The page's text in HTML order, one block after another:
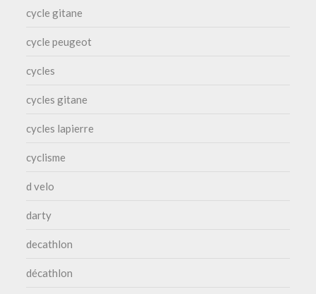
cycle gitane
cycle peugeot
cycles
cycles gitane
cycles lapierre
cyclisme
d velo
darty
decathlon
décathlon